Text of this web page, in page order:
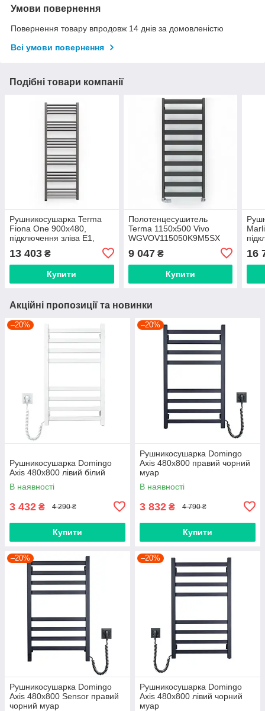
Умови повернення
Повернення товару впродовж 14 днів за домовленістю
Всі умови повернення
Подібні товари компанії
Рушникосушарка Terma
Fiona One 900х480,
підключення зліва E1,
(WWFIE090048-K9M5E1P)
13 403 ₴
Купити
Полотенцесушитель
Terma 1150х500 Vivo
WGVOV115050K9M5SX
9 047₴
Купити
16
Акційні пропозиції та новинки
–20%
Рушникосушарка Domingo
Axis 480x800 лівий білий
В наявності
3 432 ₴ 4 290 ₴
Купити
–20%
Рушникосушарка Domingo
Axis 480x800 правий чорний
муар
В наявності
3 832 ₴ 4 790 ₴
Купити
–20%
Рушникосушарка Domingo
Axis 480x800 Sensor правий
чорний муар
–20%
Рушникосушарка Domingo
Axis 480x800 лівий чорний
муар